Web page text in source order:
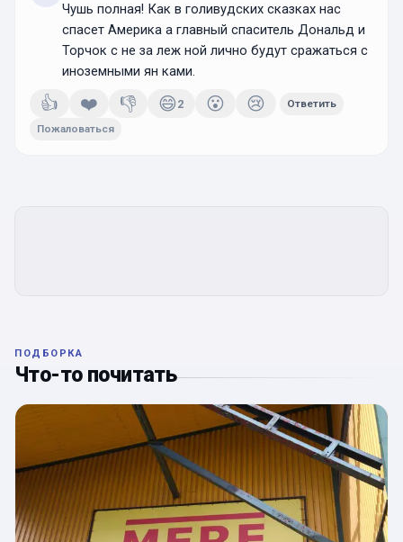
Чушь полная! Как в голивудских сказках нас
спасет Америка а главный спаситель Дональд и
Торчок с не за леж ной лично будут сражаться с
иноземными ян ками.
👍 ❤️ 👎 😄 2 😮 😢 Ответить
Пожаловаться
ПОДБОРКА
Что-то почитать